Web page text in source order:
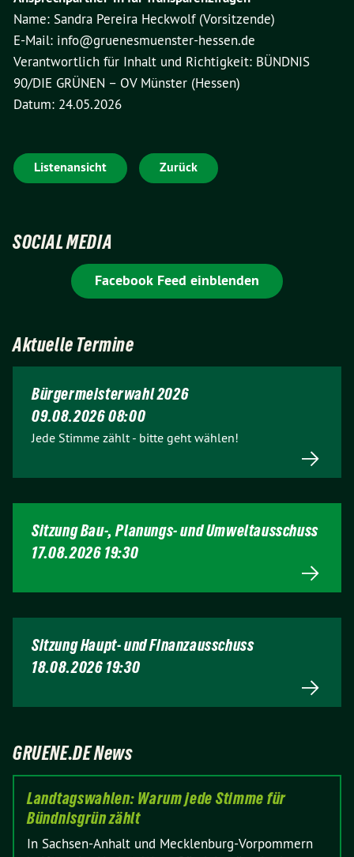
Name: Sandra Pereira Heckwolf (Vorsitzende)
E-Mail: info@gruenesmuenster-hessen.de
Verantwortlich für Inhalt und Richtigkeit: BÜNDNIS
90/DIE GRÜNEN – OV Münster (Hessen)
Datum: 24.05.2026
Listenansicht Zurück
SOCIAL MEDIA
Facebook Feed einblenden
Aktuelle Termine
Bürgermeisterwahl 2026
09.08.2026 08:00
Jede Stimme zählt - bitte geht wählen!
Sitzung Bau-, Planungs- und Umweltausschuss
17.08.2026 19:30
Sitzung Haupt- und Finanzausschuss
18.08.2026 19:30
GRUENE.DE News
Landtagswahlen: Warum jede Stimme für
Bündnisgrün zählt
In Sachsen-Anhalt und Mecklenburg-Vorpommern